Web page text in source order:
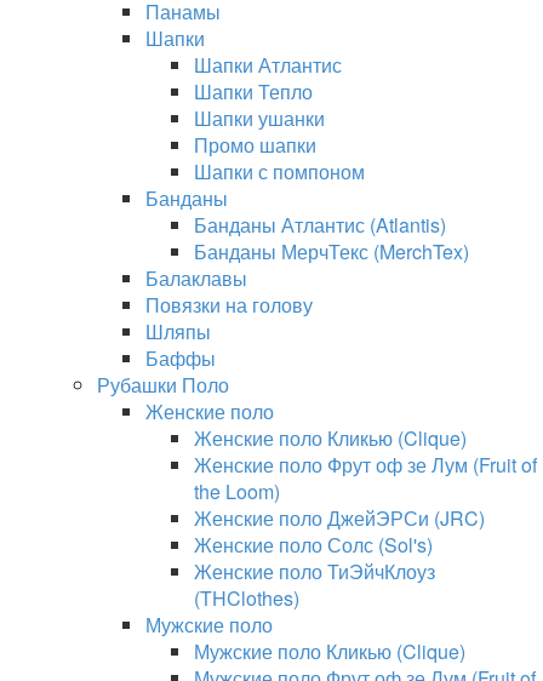
Панамы
Шапки
Шапки Атлантис
Шапки Тепло
Шапки ушанки
Промо шапки
Шапки с помпоном
Банданы
Банданы Атлантис (Atlantis)
Банданы МерчТекс (MerchTex)
Балаклавы
Повязки на голову
Шляпы
Баффы
Рубашки Поло
Женские поло
Женские поло Кликью (Clique)
Женские поло Фрут оф зе Лум (Fruit of
the Loom)
Женские поло ДжейЭРСи (JRC)
Женские поло Солс (Sol's)
Женские поло ТиЭйчКлоуз
(THClothes)
Мужские поло
Мужские поло Кликью (Clique)